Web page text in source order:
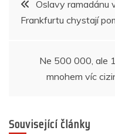
o
o
p
p
g
pro
příspěvek
Oslavy ramadánu
Frankfurtu chystají
Ne 500 000, ale
mnohem víc
Související články